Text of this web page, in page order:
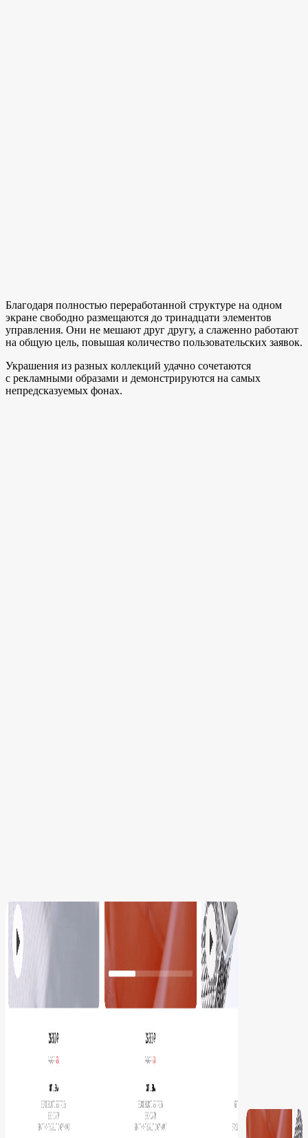
Благодаря полностью переработанной структуре на одном
экране свободно размещаются до тринадцати элементов
управления. Они не мешают друг другу, а слаженно работают
на общую цель, повышая количество пользовательских заявок.
Украшения из разных коллекций удачно сочетаются
с рекламными образами и демонстрируются на самых
непредсказуемых фонах.